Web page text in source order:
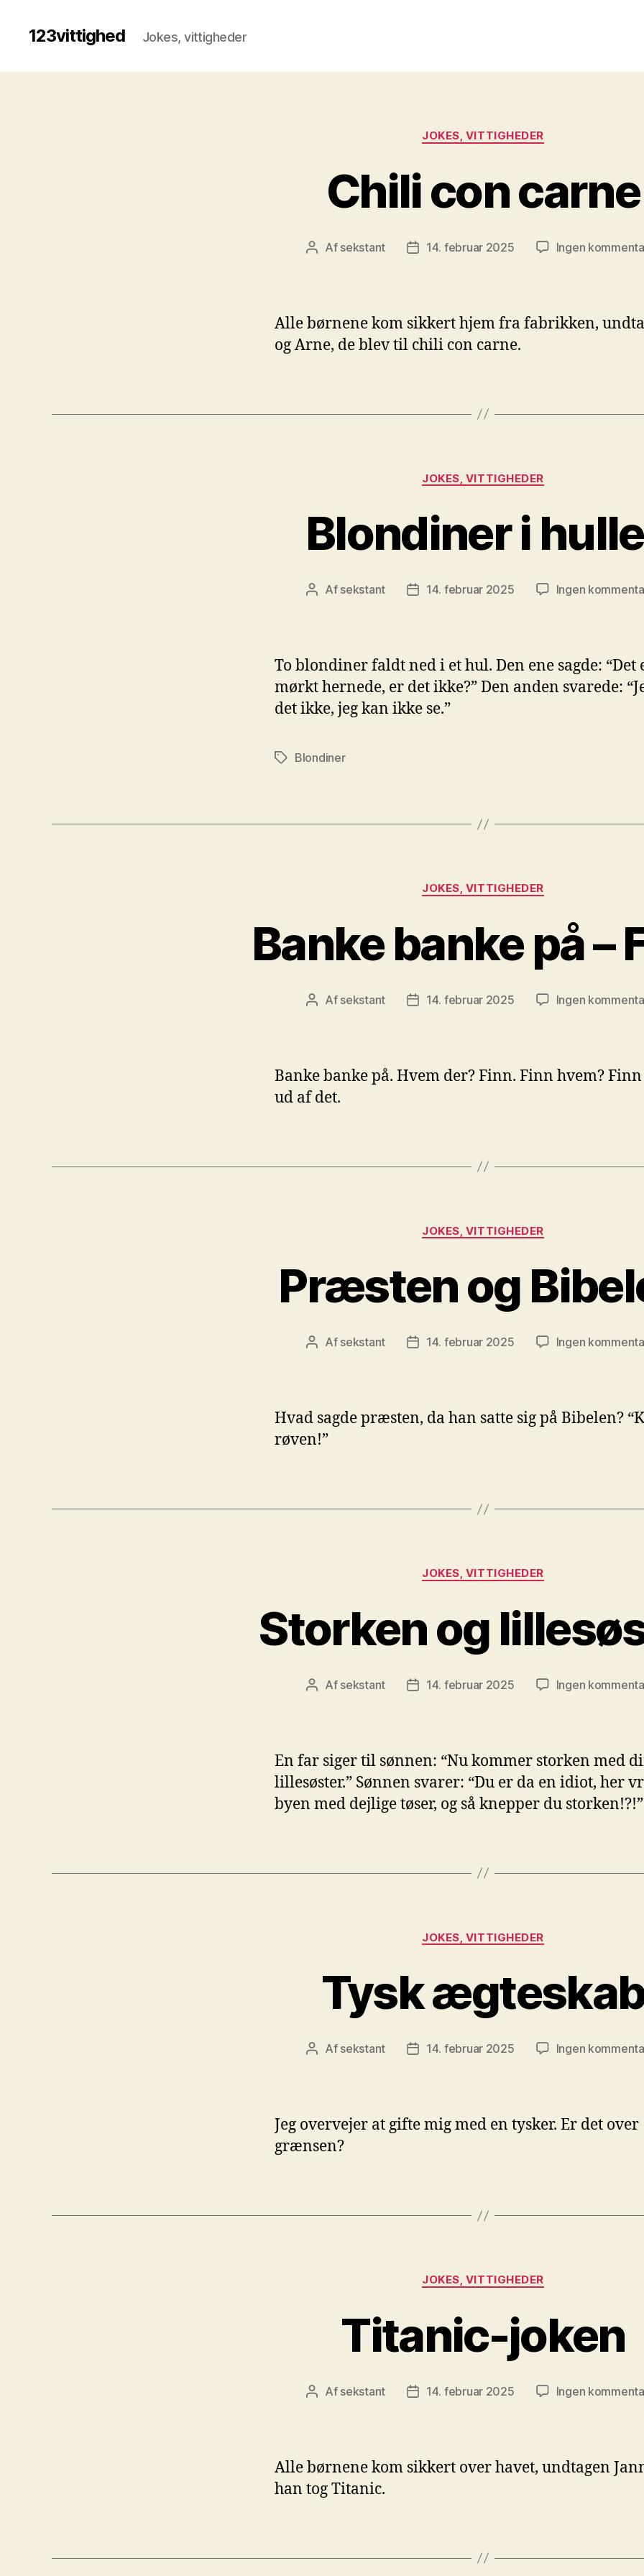
123vittighed Jokes, vittigheder
Kategorier
JOKES, VITTIGHEDER
Chili con carne
Indlægsforfatter
Af sekstant Indlægsdato
14. februar 2025 Ingen
Alle børnene kom sikkert hjem fra fabrikken,
og Arne, de blev til chili con carne.
Kategorier
JOKES, VITTIGHEDER
Blondiner i
Indlægsforfatter
Af sekstant Indlægsdato
14. februar 2025 Ingen
To blondiner faldt ned i et hul. Den ene sagde: “Det
mørkt hernede, er det ikke?” Den anden svarede:
det ikke, jeg kan ikke se.”
TagsBlondiner
Kategorier
JOKES, VITTIGHEDER
Banke banke på –
Indlægsforfatter
Af sekstant Indlægsdato
14. februar 2025 Ingen
Banke banke på. Hvem der? Finn. Finn hvem?
ud af det.
Kategorier
JOKES, VITTIGHEDER
Præsten og
Indlægsforfatter
Af sekstant Indlægsdato
14. februar 2025 Ingen
Hvad sagde præsten, da han satte sig på Bibelen?
røven!”
Kategorier
JOKES, VITTIGHEDER
Storken og
Indlægsforfatter
Af sekstant Indlægsdato
14. februar 2025 Ingen
En far siger til sønnen: “Nu kommer storken med
lillesøster.” Sønnen svarer: “Du er da en idiot, her
byen med dejlige tøser, og så knepper du storken!?!”
Kategorier
JOKES, VITTIGHEDER
Tysk
Indlægsforfatter
Af sekstant Indlægsdato
14. februar 2025 Ingen
Jeg overvejer at gifte mig med en tysker. Er det over
grænsen?
Kategorier
JOKES, VITTIGHEDER
Titanic-joken
Indlægsforfatter
Af sekstant Indlægsdato
14. februar 2025 Ingen
Alle børnene kom sikkert over havet, undtagen
han tog Titanic.